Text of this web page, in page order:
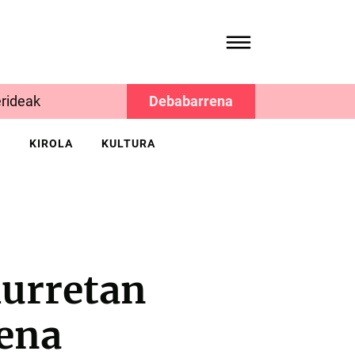
Debabarrena
KIROLA KULTURA